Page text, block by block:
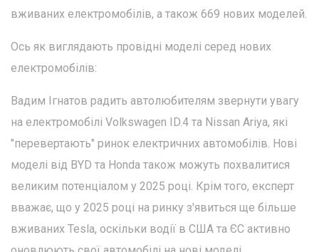
вживаних електромобілів, а також 669 нових моделей.
Ось як виглядають провідні моделі серед нових
електромобілів:
Вадим Ігнатов радить автолюбителям звернути увагу
на електромобілі Volkswagen ID.4 та Nissan Ariya, які
"перевертають" ринок електричних автомобілів. Нові
моделі від BYD та Honda також можуть похвалитися
великим потенціалом у 2025 році. Крім того, експерт
вважає, що у 2025 році на ринку з'явиться ще більше
вживаних Tesla, оскільки водії в США та ЄС активно